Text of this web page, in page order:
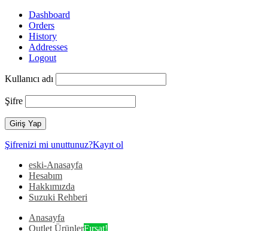
Dashboard
Orders
History
Addresses
Logout
Kullanıcı adı
Şifre
Şifrenizi mi unuttunuz?Kayıt ol
eski-Anasayfa
Hesabım
Hakkımızda
Suzuki Rehberi
Anasayfa
Outlet ÜrünlerFırsat!